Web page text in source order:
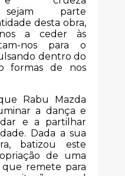
sejam parte
desta obra,
nos a ceder às
nos para o
dentro do
formas de nos
Rabu Mazda
a dança e
e a partilhar
Dada a sua
batizou este
de uma
que remete para